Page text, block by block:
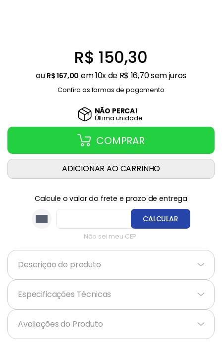
R$ 150,30
ou R$167,00 em10x de R$ 16,70sem juros
Confira as formas de pagamento
COMPRAR
NÃO PERCA!
Última unidade
ADICIONAR AO CARRINHO
Calcule o valor do frete e prazo de entrega
Não sei meu CEP
CALCULAR
Descrição do produto +
Especificações Técnicas +
Avaliações do Produto